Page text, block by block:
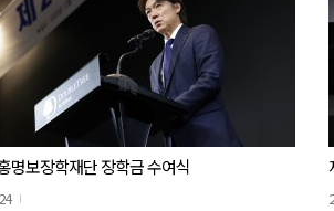
명보장학재단 장학금 수여식